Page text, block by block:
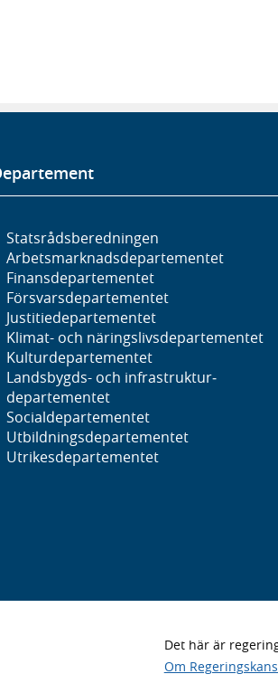
Statsrådsberedningen
Arbetsmarknads­departementet
Finans­departementet
Försvars­departementet
Justitie­departementet
Klimat- och näringslivs­departementet
Kultur­departementet
Landsbygds- och infrastruktur­
departementet
Social­departementet
Utbildnings­departementet
Utrikes­departementet
Det här är
Om